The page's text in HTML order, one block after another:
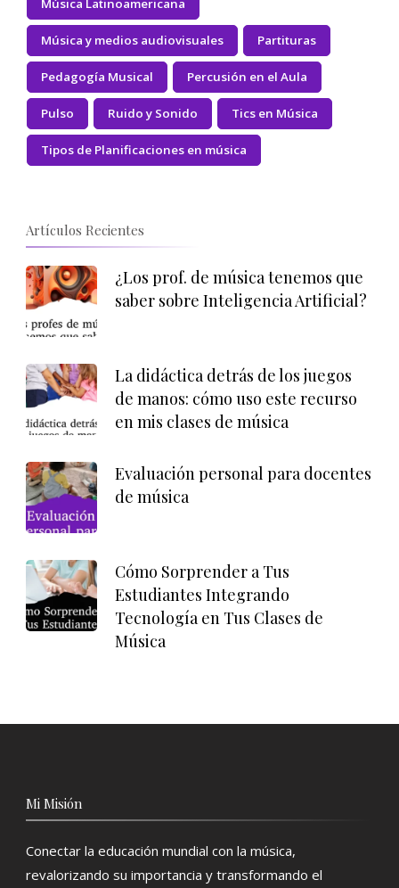
Música Latinoamericana
Música y medios audiovisuales Partituras
Pedagogía Musical Percusión en el Aula
Pulso Ruido y Sonido Tics en Música
Tipos de Planificaciones en música
Artículos Recientes
¿Los prof. de música tenemos que
saber sobre Inteligencia Artificial?
La didáctica detrás de los juegos
de manos: cómo uso este recurso
en mis clases de música
Evaluación personal para docentes
de música
Cómo Sorprender a Tus
Estudiantes Integrando
Tecnología en Tus Clases de
Música
Mi Misión
Conectar la educación mundial con la música,
revalorizando su importancia y transformando el